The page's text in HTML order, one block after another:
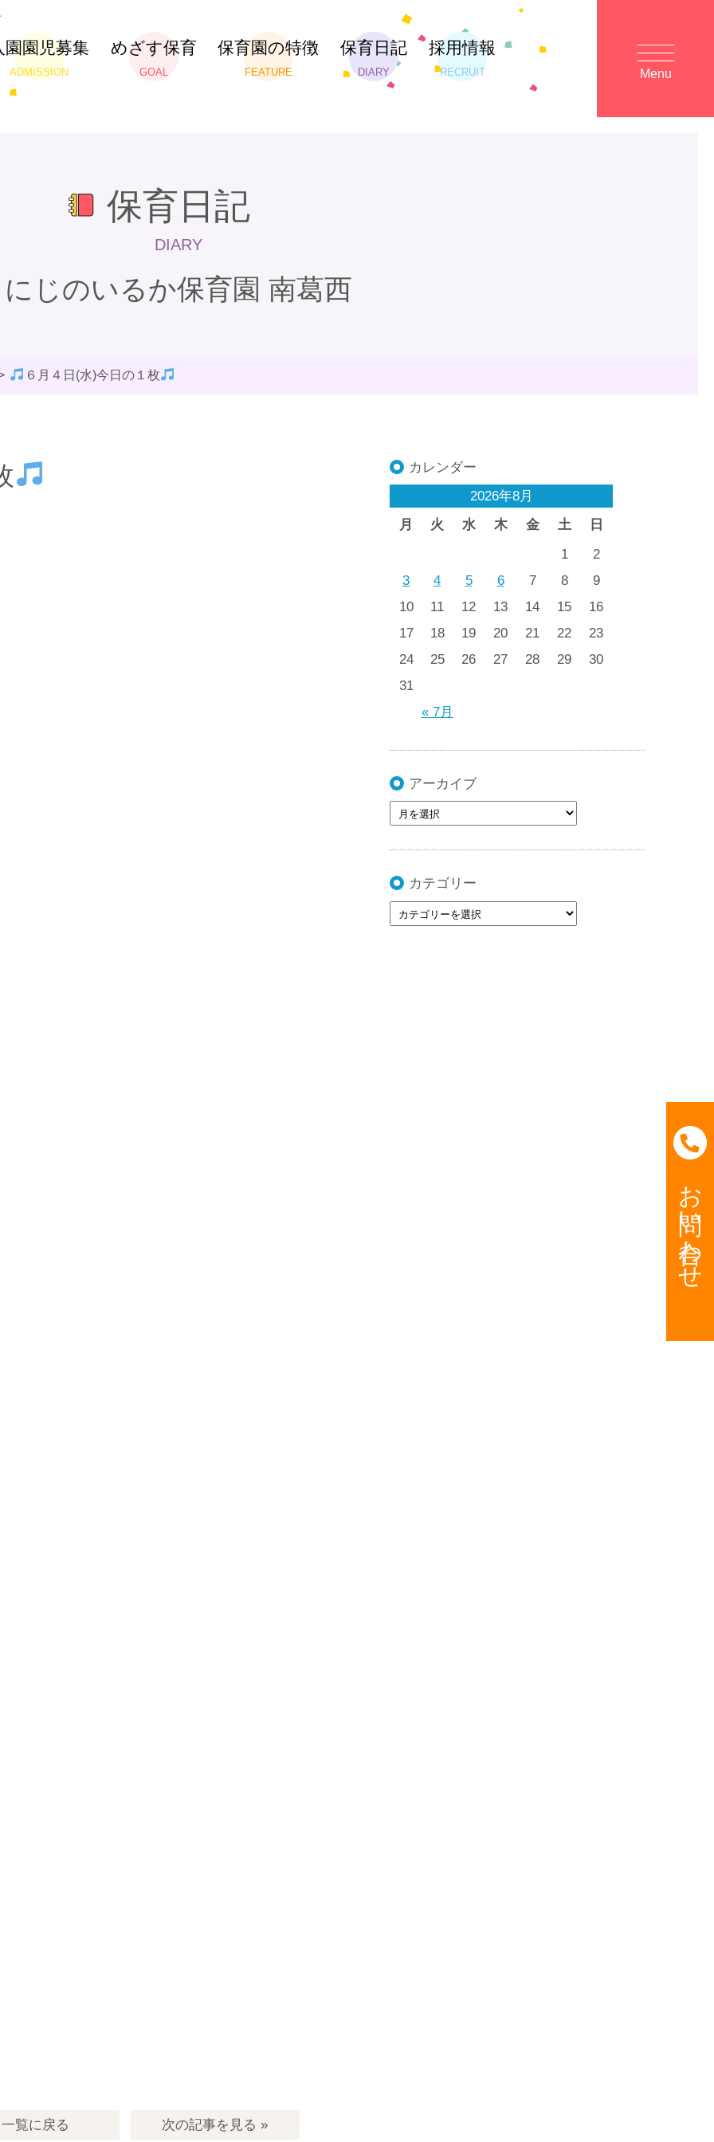
園園児募集
ADMISSION
めざす保育
GOAL
保育園の特徴
FEATURE
保育日記
DIARY
採用情報
RECRUIT Menu
保育日記
DIARY
にじのいるか保育園 南葛西
６月４日(水)今日の１枚
一覧に戻る 次の記事を見る »
カレンダー
2026年8月
月
火 水 木 金 土 日
« 7月
1
2
3
4 5 6 7 8
9
10
11 12 13 14 15
16
17
18 19 20 21 22
23
24
25 26 27 28 29
30
31
アーカイブ
カテゴリー
お問い合わせ